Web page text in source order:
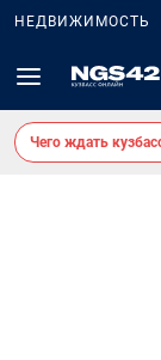
НЕДВИЖИМОСТЬ
Чего ждать